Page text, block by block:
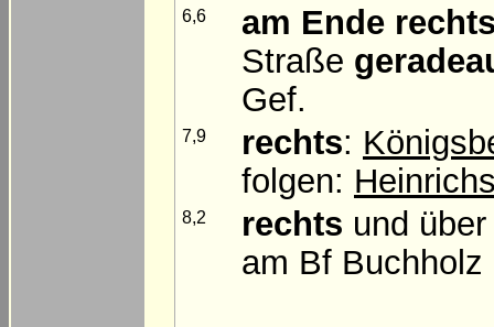
6,6 am Ende
Straße
Gef.
7,9 rechts:
folgen:
8,2 rechts und
am Bf Buchholz